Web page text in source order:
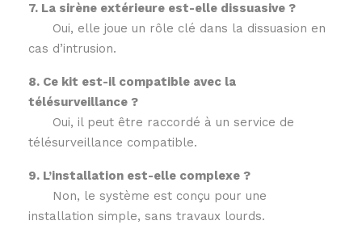
7. La sirène extérieure est-elle dissuasive ?
Oui, elle joue un rôle clé dans la dissuasion en
cas d’intrusion.
8. Ce kit est-il compatible avec la
télésurveillance ?
Oui, il peut être raccordé à un service de
télésurveillance compatible.
9. L’installation est-elle complexe ?
Non, le système est conçu pour une
installation simple, sans travaux lourds.